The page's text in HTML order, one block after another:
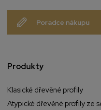
Poradce nákupu
Produkty
Klasické dřevěné profily
Atypické dřevěné profily ze